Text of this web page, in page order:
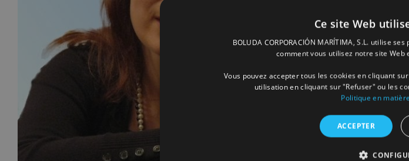
Ce site Web
BOLUDA CORPORACIÓN MARÍTIMA, S.L. utilise
comment vous utilisez notre site
Vous pouvez accepter tous les cookies en cliquant
utilisation en cliquant sur "Refuser" ou les
Politique en
ACCEPTER